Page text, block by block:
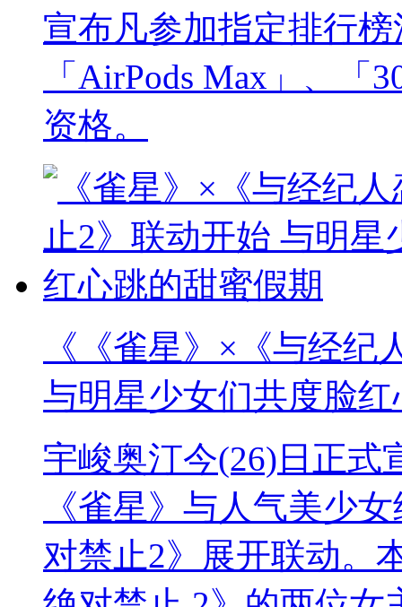
宣布凡参加指定排行
「AirPods Max」、
资格。
《《雀星》×《与经
与明星少女们共度脸
宇峻奥汀今(26)日正式
《雀星》与人气美少
对禁止2》展开联动。